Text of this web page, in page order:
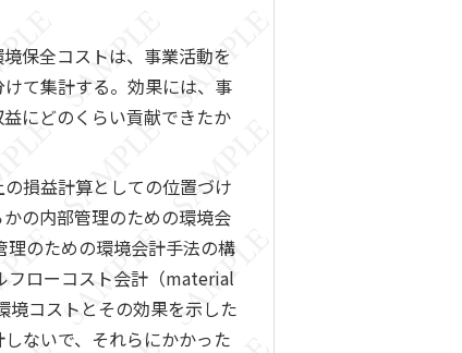
保全コストは、事業活動を
て集計する。効果には、事
にどのくらい貢献できたか
損益計算としての位置づけ
の内部管理のための環境会
のための環境会計手法の構
フローコスト会計（material
コストとその効果を示した
ないで、それらにかかった